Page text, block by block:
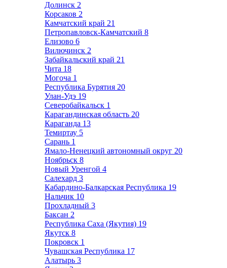
Долинск 2
Корсаков 2
Камчатский край 21
Петропавловск-Камчатский 8
Елизово 6
Вилючинск 2
Забайкальский край 21
Чита 18
Могоча 1
Республика Бурятия 20
Улан-Удэ 19
Северобайкальск 1
Карагандинская область 20
Караганда 13
Темиртау 5
Сарань 1
Ямало-Ненецкий автономный округ 20
Ноябрьск 8
Новый Уренгой 4
Салехард 3
Кабардино-Балкарская Республика 19
Нальчик 10
Прохладный 3
Баксан 2
Республика Саха (Якутия) 19
Якутск 8
Покровск 1
Чувашская Республика 17
Алатырь 3